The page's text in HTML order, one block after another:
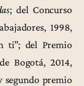
; del Concurso
1998,
ti”; del Premio
Bogotá, 2014,
segundo premio